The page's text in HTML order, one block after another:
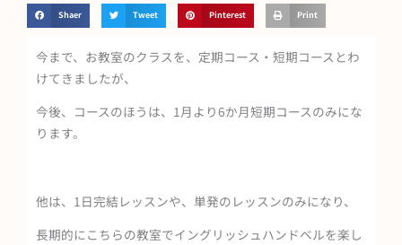
Shaer Tweet Pinterest Print
今まで、お教室のクラスを、定期コース・短期コースとわ
けてきましたが、
今後、コースのほうは、1月より6か月短期コースのみにな
ります。
他は、1日完結レッスンや、単発のレッスンのみになり、
長期的にこちらの教室でイングリッシュハンドベルを楽し